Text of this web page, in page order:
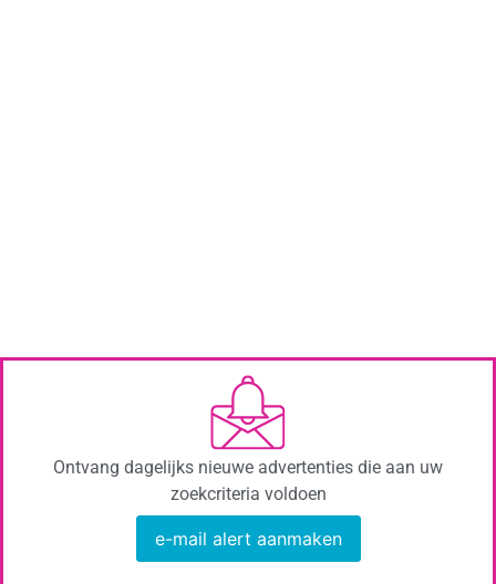
Ontvang dagelijks nieuwe advertenties die aan uw
zoekcriteria voldoen
e-mail alert aanmaken